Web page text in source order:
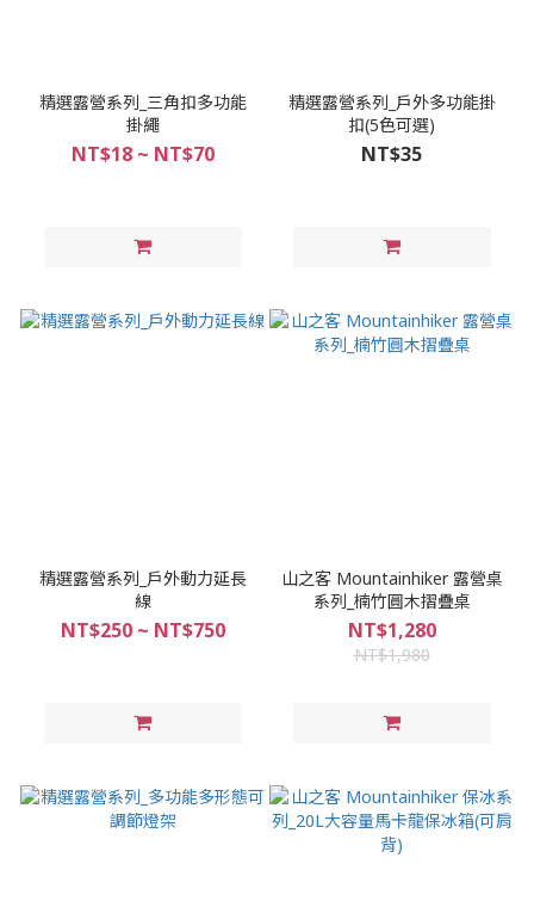
精選露營系列_三角扣多功能
掛繩
NT$18 ~ NT$70
精選露營系列_戶外多功能掛
扣(5色可選)
NT$35
精選露營系列_戶外動力延長
線
NT$250 ~ NT$750
山之客 Mountainhiker 露營桌
系列_楠竹圓木摺疊桌
NT$1,280
NT$1,980